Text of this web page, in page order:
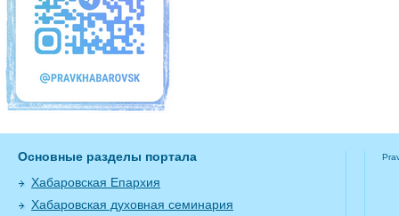
Основные разделы портала
Хабаровская Епархия
Хабаровская духовная семинария